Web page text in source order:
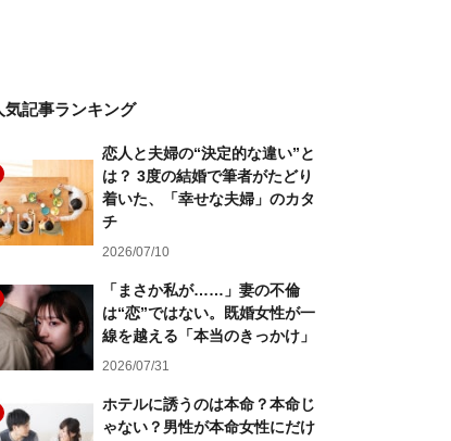
気記事ランキング
恋人と夫婦の“決定的な違い”と
は？ 3度の結婚で筆者がたどり
着いた、「幸せな夫婦」のカタ
チ
2026/07/10
「まさか私が……」妻の不倫
は“恋”ではない。既婚女性が一
線を越える「本当のきっかけ」
2026/07/31
ホテルに誘うのは本命？本命じ
ゃない？男性が本命女性にだけ